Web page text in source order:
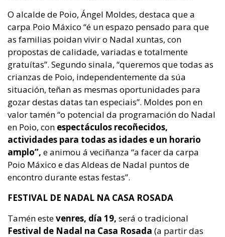
O alcalde de Poio, Ángel Moldes, destaca que a
carpa Poio Máxico “é un espazo pensado para que
as familias poidan vivir o Nadal xuntas, con
propostas de calidade, variadas e totalmente
gratuítas”. Segundo sinala, “queremos que todas as
crianzas de Poio, independentemente da súa
situación, teñan as mesmas oportunidades para
gozar destas datas tan especiais”. Moldes pon en
valor tamén “o potencial da programación do Nadal
en Poio, con espectáculos recoñecidos,
actividades para todas as idades e un horario
amplo”, e animou á veciñanza “a facer da carpa
Poio Máxico e das Aldeas de Nadal puntos de
encontro durante estas festas”.
FESTIVAL DE NADAL NA CASA ROSADA
Tamén estevenres, día 19, será o tradicional
Festival de Nadal na Casa Rosada (a partir das